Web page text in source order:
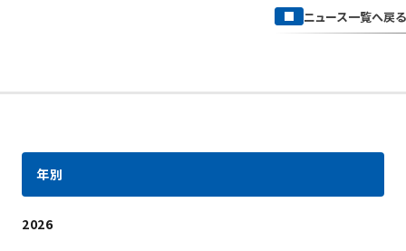
ニュース一覧へ戻る
年別
2026